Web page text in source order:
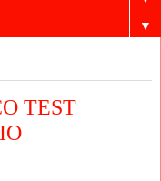
▼
TEST